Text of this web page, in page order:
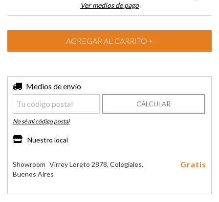
Ver medios de pago
Entregas para el CP:
Medios de envío
CALCULAR
No sé mi código postal
Nuestro local
Showroom Virrey Loreto 2878, Colegiales,
Buenos Aires
Gratis